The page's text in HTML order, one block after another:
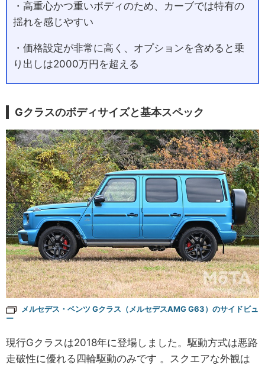
・高重心かつ重いボディのため、カーブでは特有の
揺れを感じやすい
・価格設定が非常に高く、オプションを含めると乗
り出しは2000万円を超える
Gクラスのボディサイズと基本スペック
メルセデス・ベンツ Gクラス（メルセデスAMG G63）のサイドビュ
ー
現行Gクラスは2018年に登場しました。駆動方式は悪路
走破性に優れる四輪駆動のみです 。スクエアな外観は